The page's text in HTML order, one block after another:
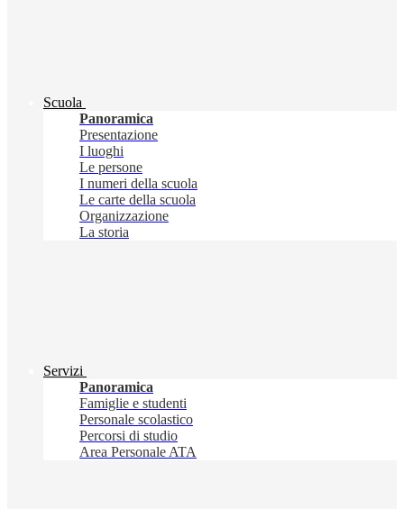
Scuola
Panoramica
Presentazione
I luoghi
Le persone
I numeri della scuola
Le carte della scuola
Organizzazione
La storia
Servizi
Panoramica
Famiglie e studenti
Personale scolastico
Percorsi di studio
Area Personale ATA